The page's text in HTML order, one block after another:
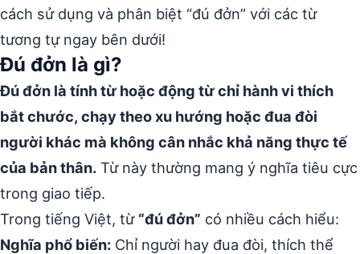
cách sử dụng và phân biệt “đú đởn” với các từ
tương tự ngay bên dưới!
Đú đởn là gì?
Đú đởn là tính từ hoặc động từ chỉ hành vi thích
bắt chước, chạy theo xu hướng hoặc đua đòi
người khác mà không cân nhắc khả năng thực tế
của bản thân. Từ này thường mang ý nghĩa tiêu cực
trong giao tiếp.
Trong tiếng Việt, từ “đú đởn” có nhiều cách hiểu:
Nghĩa phổ biến: Chỉ người hay đua đòi, thích thể